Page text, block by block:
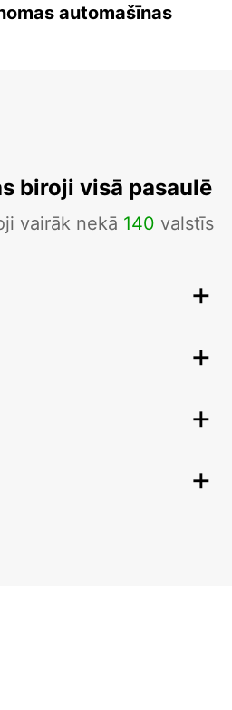
automašīnas
biroji visā pasaulē
vairāk nekā 140 valstīs